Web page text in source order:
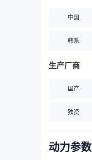
中国
韩系
生产厂商
国产
独资
动力参数